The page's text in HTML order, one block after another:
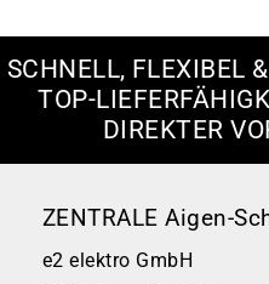
SCHNELL, FLEXIBEL
TOP-
DIREKTER
ZENTRALE Aigen-
e2 elektro GmbH